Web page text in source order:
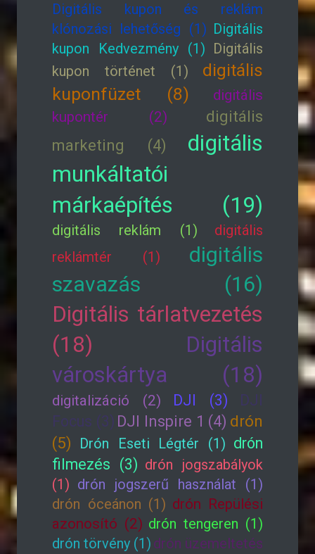
Digitális kupon és reklám
klónozási lehetőség (1) Digitális
kupon Kedvezmény (1) Digitális
kupon történet (1)
digitális
kuponfüzet (8)
digitális
kupontér (2)
digitális
marketing (4)
digitális
munkáltatói
márkaépítés (19)
digitális reklám (1)
digitális
reklámtér (1)
digitális
szavazás (16)
Digitális tárlatvezetés
(18)
Digitális
városkártya (18)
digitalizáció (2) DJI (3)
DJI
Focus (3) DJI Inspire 1 (4) drón
(5)
Drón Eseti Légtér (1) drón
filmezés (3) drón jogszabályok
(1) drón jogszerű használat (1)
drón óceánon (1) drón Repülési
azonosító (2) drón tengeren (1)
drón törvény (1) drón üzemeltetés